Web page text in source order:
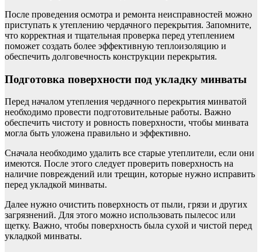
После проведения осмотра и ремонта неисправностей можно
приступать к утеплению чердачного перекрытия. Запомните,
что корректная и тщательная проверка перед утеплением
поможет создать более эффективную теплоизоляцию и
обеспечить долговечность конструкции перекрытия.
Подготовка поверхности под укладку минваты
Перед началом утепления чердачного перекрытия минватой
необходимо провести подготовительные работы. Важно
обеспечить чистоту и ровность поверхности, чтобы минвата
могла быть уложена правильно и эффективно.
Сначала необходимо удалить все старые утеплители, если они
имеются. После этого следует проверить поверхность на
наличие повреждений или трещин, которые нужно исправить
перед укладкой минваты.
Далее нужно очистить поверхность от пыли, грязи и других
загрязнений. Для этого можно использовать пылесос или
щетку. Важно, чтобы поверхность была сухой и чистой перед
укладкой минваты.